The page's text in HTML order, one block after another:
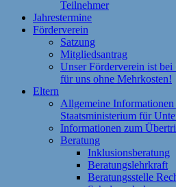
Teilnehmer
Jahrestermine
Förderverein
Satzung
Mitgliedsantrag
Unser Förderverein ist bei
für uns ohne Mehrkosten!
Eltern
Allgemeine Informationen
Staatsministerium für
Informationen zum
Beratung
Inklusionsberatung
Beratungslehrkraft
Beratungsstelle